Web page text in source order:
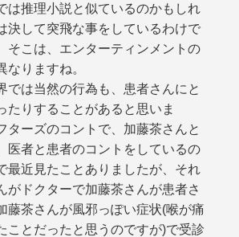
は推理小説と似ているのかもしれ
決して突飛な事をしているわけで
こは、エンターティンメントの
なりますね。
では当然の行為も、患者さんにと
たりすることがあると思いま
ーズのコントで、加藤茶さんと
医者と患者のコントをしているの
最近見たことありましたが、それ
がドクターで加藤茶さんが患者さ
藤茶さんが風邪っぽい症状(喉が痛
ことだったと思うのですが)で受診